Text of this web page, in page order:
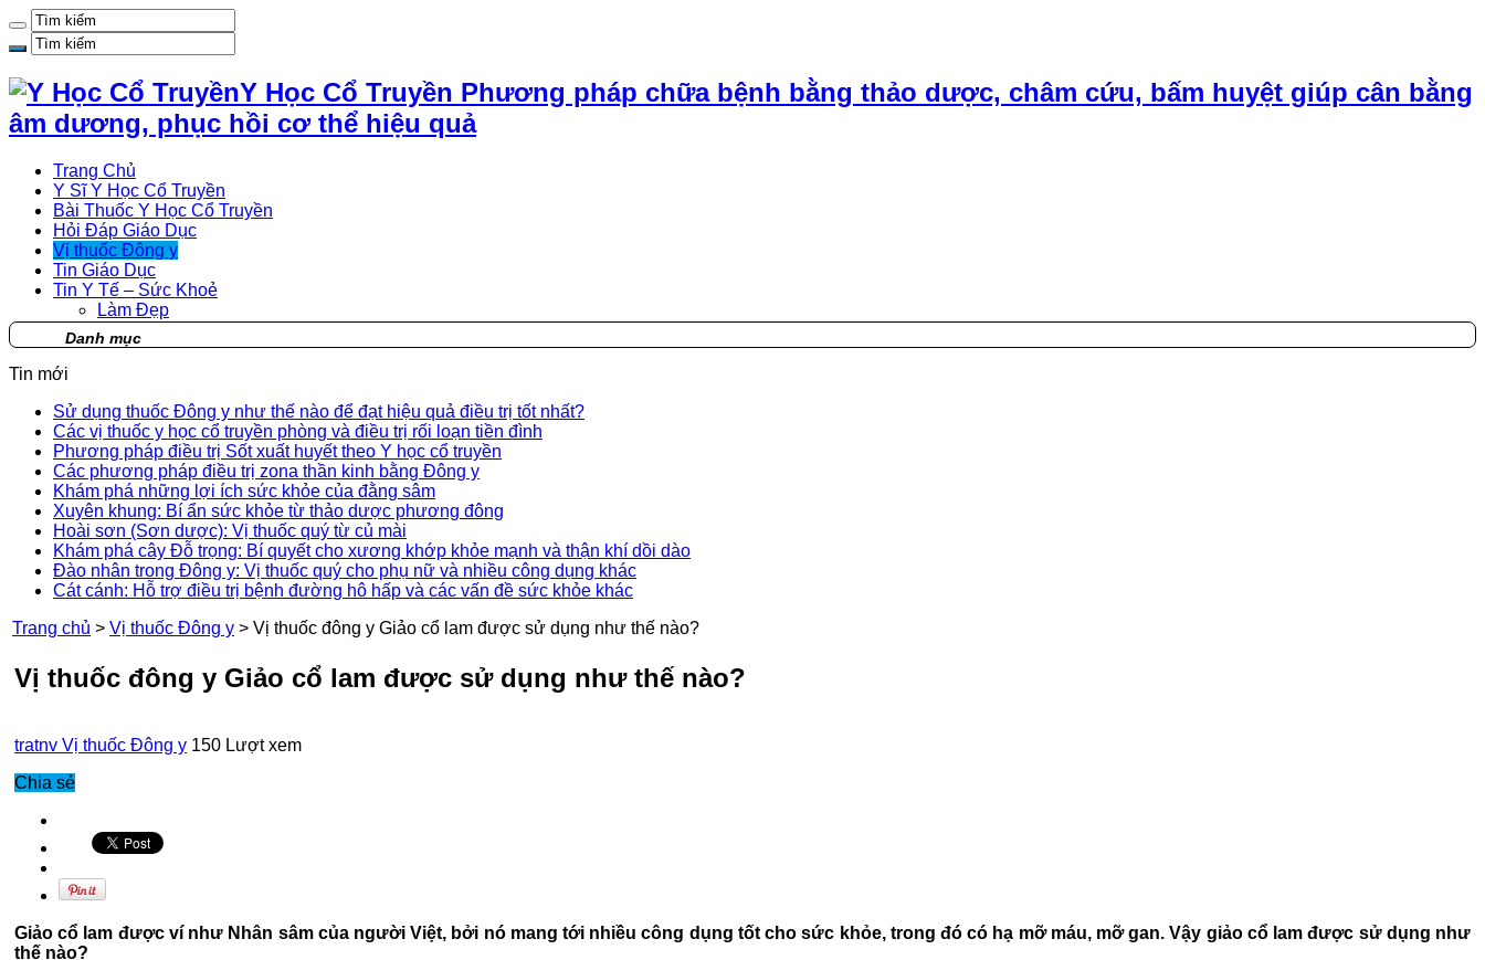
Y Học Cổ Truyền Phương pháp chữa bệnh bằng thảo dược, châm cứu, bấm huyệt giúp cân bằng
âm dương, phục hồi cơ thể hiệu quả
Trang Chủ
Y Sĩ Y Học Cổ Truyền
Bài Thuốc Y Học Cổ Truyền
Hỏi Đáp Giáo Dục
Vị thuốc Đông y
Tin Giáo Dục
Tin Y Tế – Sức Khoẻ
Làm Đẹp
Danh mục
Tin mới
Sử dụng thuốc Đông y như thế nào để đạt hiệu quả điều trị tốt nhất?
Các vị thuốc y học cổ truyền phòng và điều trị rối loạn tiền đình
Phương pháp điều trị Sốt xuất huyết theo Y học cổ truyền
Các phương pháp điều trị zona thần kinh bằng Đông y
Khám phá những lợi ích sức khỏe của đằng sâm
Xuyên khung: Bí ẩn sức khỏe từ thảo dược phương đông
Hoài sơn (Sơn dược): Vị thuốc quý từ củ mài
Khám phá cây Đỗ trọng: Bí quyết cho xương khớp khỏe mạnh và thận khí dồi dào
Đào nhân trong Đông y: Vị thuốc quý cho phụ nữ và nhiều công dụng khác
Cát cánh: Hỗ trợ điều trị bệnh đường hô hấp và các vấn đề sức khỏe khác
Trang chủ > Vị thuốc Đông y > Vị thuốc đông y Giảo cổ lam được sử dụng như thế nào?
Vị thuốc đông y Giảo cổ lam được sử dụng như thế nào?
tratnv Vị thuốc Đông y 150 Lượt xem
Chia sẻ
Giảo cổ lam được ví như Nhân sâm của người Việt, bởi nó mang tới nhiều công dụng tốt cho sức khỏe, trong đó có hạ mỡ máu, mỡ gan. Vậy giảo cổ lam được sử dụng như
thế nào?